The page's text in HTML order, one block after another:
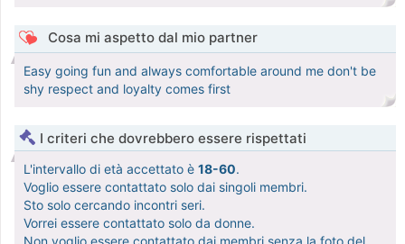
Cosa mi aspetto dal mio partner
Easy going fun and always comfortable around me don't be
shy respect and loyalty comes first
I criteri che dovrebbero essere rispettati
L'intervallo di età accettato è 18-60.
Voglio essere contattato solo dai singoli membri.
Sto solo cercando incontri seri.
Vorrei essere contattato solo da donne.